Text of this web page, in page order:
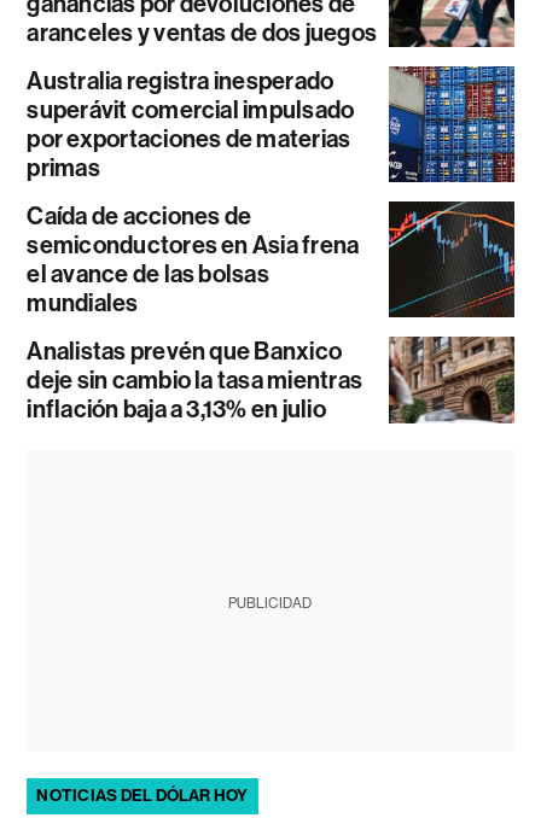
aranceles y ventas de dos juegos
Australia registra inesperado
superávit comercial impulsado
por exportaciones de materias
primas
Caída de acciones de
semiconductores en Asia frena
el avance de las bolsas
mundiales
Analistas prevén que Banxico
deje sin cambio la tasa mientras
inflación baja a 3,13% en julio
PUBLICIDAD
NOTICIAS DEL DÓLAR HOY